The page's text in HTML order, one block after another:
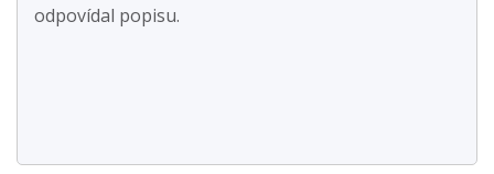
odpovídal popisu.